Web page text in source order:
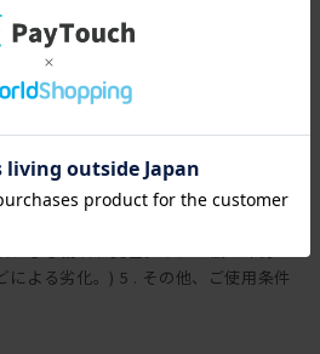
ましては、1年間の保証を致します。
上の欠陥による不良、破損などにつき
従って無償で修理または交換させてい
料をご負担していただく場合がござい
ール品やアウトレット品の場合。 2 .
る変色、変形、割れ。 3 . ご購入後の
。 4 . 商品または部品の経年変化(使用
による劣化。) 5 . その他、ご使用条件